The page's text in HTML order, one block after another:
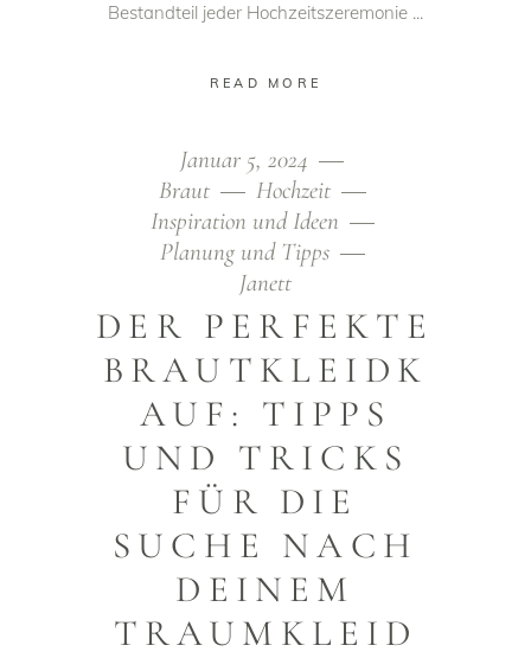
Bestandteil jeder Hochzeitszeremonie
READ MORE
Januar 5, 2024
Braut
Hochzeit
Inspiration und Ideen
Planung und Tipps
Janett
DER PERFEKTE
BRAUTKLEIDK
AUF: TIPPS
UND TRICKS
FÜR DIE
SUCHE NACH
DEINEM
TRAUMKLEID